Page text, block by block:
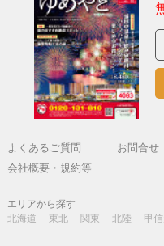
よくあるご質問 お問合せ
会社概要・規約等
エリアから探す
北海道
東北 関東 北陸 甲